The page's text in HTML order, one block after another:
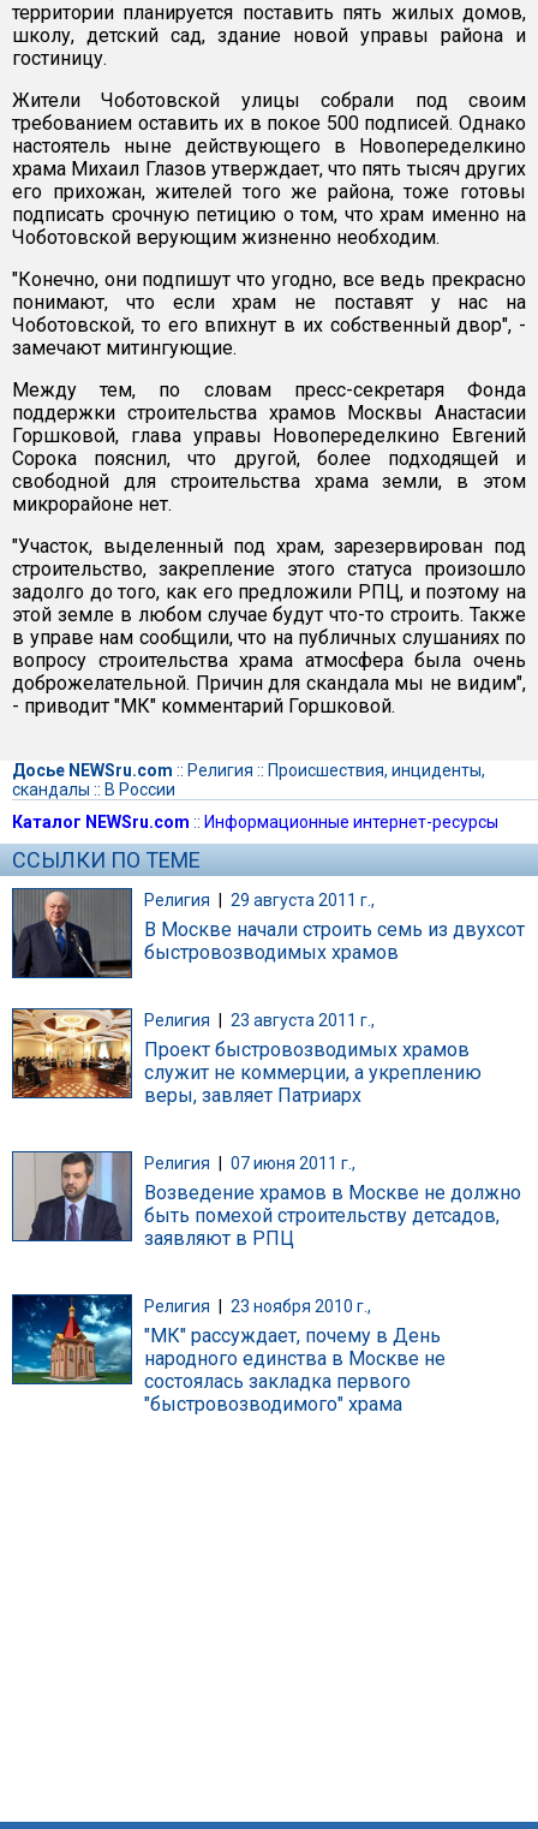
территории планируется поставить пять жилых домов,
школу, детский сад, здание новой управы района и
гостиницу.
Жители Чоботовской улицы собрали под своим
требованием оставить их в покое 500 подписей. Однако
настоятель ныне действующего в Новопеределкино
храма Михаил Глазов утверждает, что пять тысяч других
его прихожан, жителей того же района, тоже готовы
подписать срочную петицию о том, что храм именно на
Чоботовской верующим жизненно необходим.
"Конечно, они подпишут что угодно, все ведь прекрасно
понимают, что если храм не поставят у нас на
Чоботовской, то его впихнут в их собственный двор", -
замечают митингующие.
Между тем, по словам пресс-секретаря Фонда
поддержки строительства храмов Москвы Анастасии
Горшковой, глава управы Новопеределкино Евгений
Сорока пояснил, что другой, более подходящей и
свободной для строительства храма земли, в этом
микрорайоне нет.
"Участок, выделенный под храм, зарезервирован под
строительство, закрепление этого статуса произошло
задолго до того, как его предложили РПЦ, и поэтому на
этой земле в любом случае будут что-то строить. Также
в управе нам сообщили, что на публичных слушаниях по
вопросу строительства храма атмосфера была очень
доброжелательной. Причин для скандала мы не видим",
- приводит "МК" комментарий Горшковой.
Досье NEWSru.com :: Религия :: Происшествия, инциденты,
скандалы :: В России
Каталог NEWSru.com :: Информационные интернет-ресурсы
ССЫЛКИ ПО ТЕМЕ
Религия | 29 августа 2011 г.,
В Москве начали строить семь из двухсот
быстровозводимых храмов
Религия 23 августа 2011 г.,
Проект быстровозводимых храмов
служит не коммерции, а укреплению
веры, завляет Патриарх
Религия 07 июня 2011 г.,
Возведение храмов в Москве не должно
быть помехой строительству детсадов,
заявляют в РПЦ
Религия 23 ноября 2010 г.,
"МК" рассуждает, почему в День
народного единства в Москве не
состоялась закладка первого
"быстровозводимого" храма